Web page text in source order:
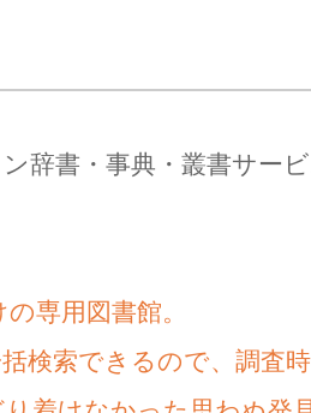
ン辞書・事典・叢書サ
専用図書館。
検索できるので、調査